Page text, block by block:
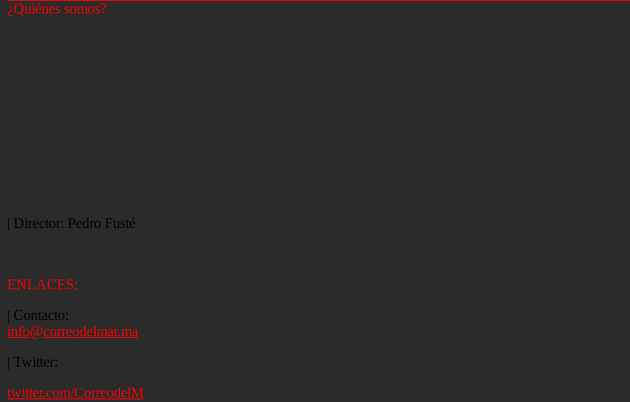
¿Quiénes somos?
| Director: Pedro Fusté
ENLACES:
| Contacto:
info@correodelmar.ma
| Twitter:
twitter.com/CorreodelM